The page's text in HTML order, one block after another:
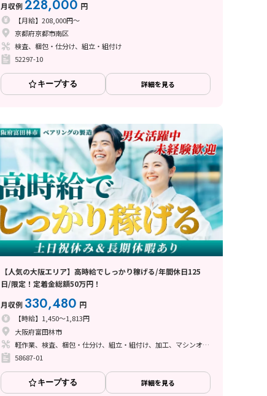
月収例228,000 円
【月給】208,000円～
京都府京都市南区
検査、梱包・仕分け、組立・組付け
52297-10
キープする 詳細を見る
【人気の大阪エリア】高時給でしっかり稼げる/年間休日125
日/限定！定着金総額50万円！
月収例 330,480 円
【時給】1,450～1,813円
大阪府富田林市
軽作業、検査、梱包・仕分け、組立・組付け、加工、マシンオペレーター、フォークリフト、座り作業、立ち作業、バリ取り
58687-01
キープする 詳細を見る